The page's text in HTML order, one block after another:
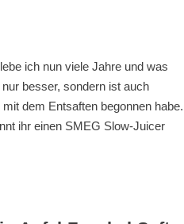
ich nun viele Jahre und was
besser, sondern ist auch
dem Entsaften begonnen habe.
ihr einen SMEG Slow-Juicer